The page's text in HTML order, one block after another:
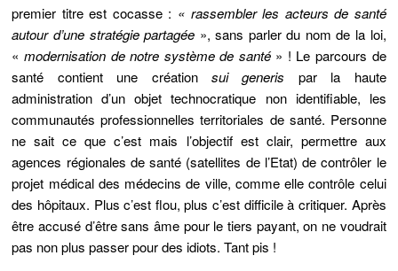
premier titre est cocasse : « rassembler les acteurs de santé
autour d’une stratégie partagée », sans parler du nom de la loi,
« modernisation de notre système de santé » ! Le parcours de
santé contient une création sui generis par la haute
administration d’un objet technocratique non identifiable, les
communautés professionnelles territoriales de santé. Personne
ne sait ce que c’est mais l’objectif est clair, permettre aux
agences régionales de santé (satellites de l’Etat) de contrôler le
projet médical des médecins de ville, comme elle contrôle celui
des hôpitaux. Plus c’est flou, plus c’est difficile à critiquer. Après
être accusé d’être sans âme pour le tiers payant, on ne voudrait
pas non plus passer pour des idiots. Tant pis !